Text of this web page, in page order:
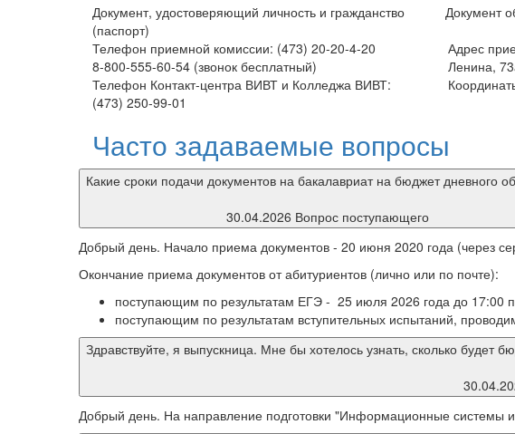
Документ, удостоверяющий личность и гражданство
(паспорт)
Документ
Адрес приемной комиссии: 394043, г. Воронеж, ул.
Ленина, 73а, к. 102, 103
Координаты для навигатора: N51º41.051' E39º13.057'
E-mail:
Часто задаваемые вопросы
Какие сроки подачи документов на бакалавриат на бюджет дневного
30.04.2026 Вопрос поступающего
Добрый день. Начало приема документов - 20 июня 2020 года (через
Окончание приема документов от абитуриентов (лично или по почте):
поступающим по результатам ЕГЭ - 25 июля 2026 года до 17:00
поступающим по результатам вступительных испытаний,
Здравствуйте, я выпускница. Мне бы хотелось узнать, сколько
Добрый день. На направление подготовки "Информационные системы